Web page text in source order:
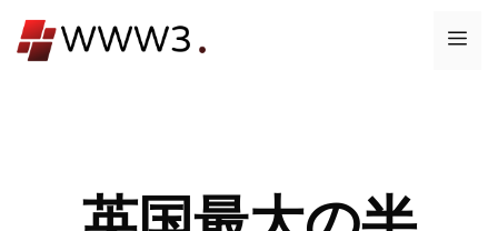
ン
メ